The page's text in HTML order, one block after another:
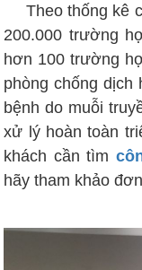
Theo thống kê
200.000 trường
hơn 100 trường
phòng chống dịch
bệnh do muỗi
xử lý hoàn toàn
khách cần tìm
hãy tham khảo